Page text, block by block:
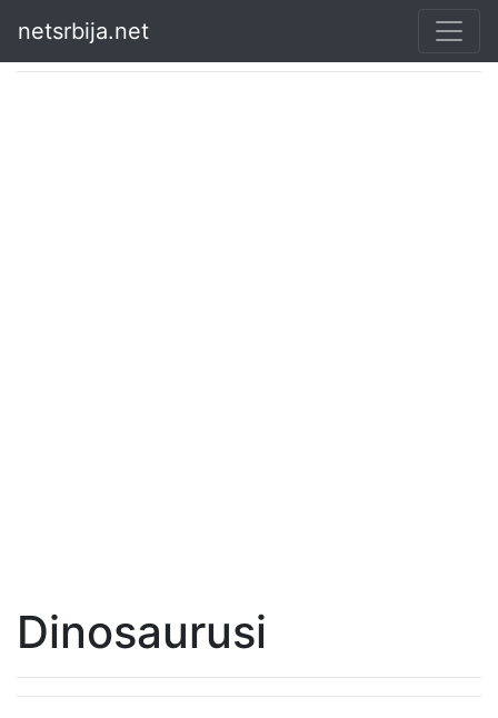
netsrbija.net
Dinosaurusi